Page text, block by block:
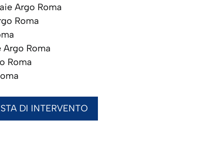
Argo Roma
Roma
Argo Roma
Roma
DI INTERVENTO